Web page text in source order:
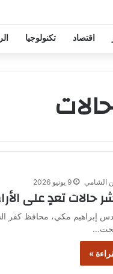
اقتصاد تكنولوجيا
حالات
الشامي 9 يونيو 2026
حالات تعدٍ على
تحت…
»